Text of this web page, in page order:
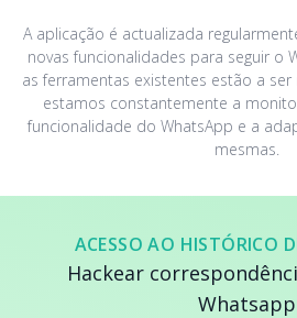
A aplicação é actualizada
novas funcionalidades para seguir o
as ferramentas existentes estão a
estamos constantemente a
funcionalidade do WhatsApp e a
mesmas.
ACESSO AO HISTÓRICO
Hackear
Whatsapp